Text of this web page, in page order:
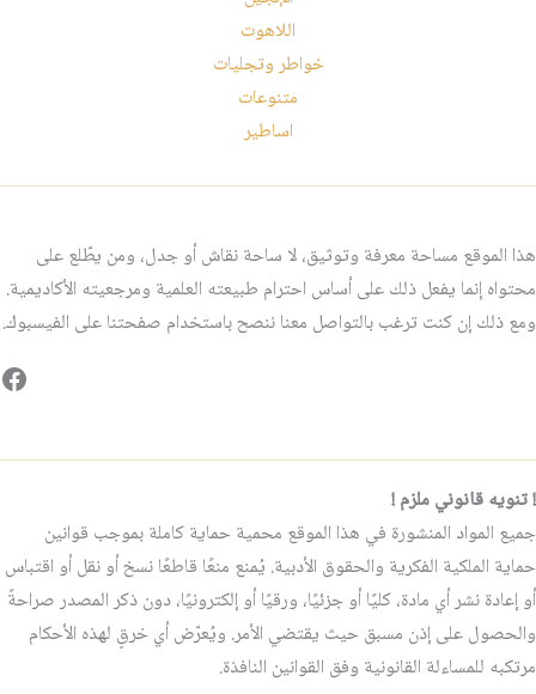
اللاهوت
خواطر وتجليات
متنوعات
اساطير
هذا الموقع مساحة معرفة وتوثيق، لا ساحة نقاش أو جدل، ومن يطّلع على
محتواه إنما يفعل ذلك على أساس احترام طبيعته العلمية ومرجعيته الأكاديمية.
ومع ذلك إن كنت ترغب بالتواصل معنا ننصح باستخدام صفحتنا على الفيسبوك.
! تنويه قانوني ملزم !
جميع المواد المنشورة في هذا الموقع محمية حماية كاملة بموجب قوانين
حماية الملكية الفكرية والحقوق الأدبية. يُمنع منعًا قاطعًا نسخ أو نقل أو اقتباس
أو إعادة نشر أي مادة، كليًا أو جزئيًا، ورقيًا أو إلكترونيًا، دون ذكر المصدر صراحةً
والحصول على إذن مسبق حيث يقتضي الأمر. ويُعرّض أي خرقٍ لهذه الأحكام
مرتكبه للمساءلة القانونية وفق القوانين النافذة.